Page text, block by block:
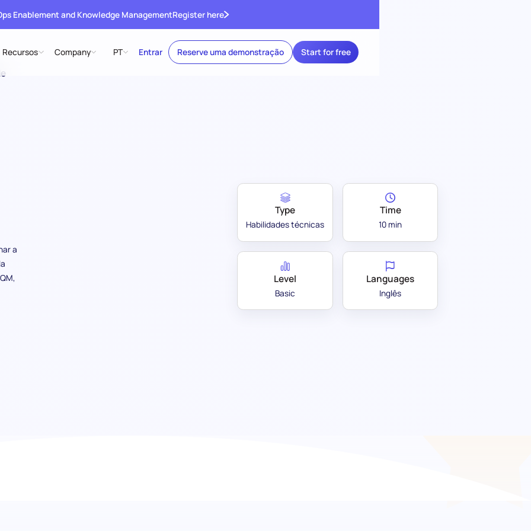
Enablement and Knowledge ManagementRegister here
Recursos Company PT Entrar Reserve uma demonstração Start for free
a
Type
Habilidades técnicas
Time
10 min
Level
Basic
Languages
Inglês